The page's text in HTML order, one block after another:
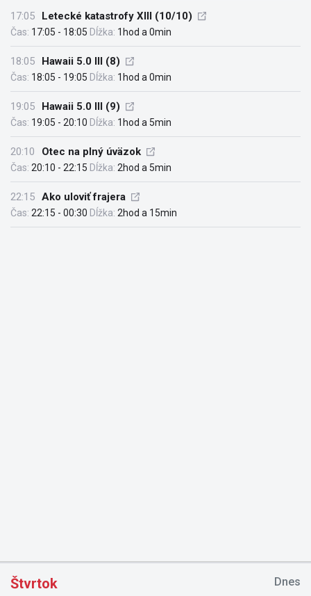
17:05 Letecké katastrofy XIII (10/10)
Čas: 17:05 - 18:05 Dĺžka: 1hod a 0min
18:05 Hawaii 5.0 III (8)
Čas: 18:05 - 19:05 Dĺžka: 1hod a 0min
19:05 Hawaii 5.0 III (9)
Čas: 19:05 - 20:10 Dĺžka: 1hod a 5min
20:10 Otec na plný úväzok
Čas: 20:10 - 22:15 Dĺžka: 2hod a 5min
22:15 Ako uloviť frajera
Čas: 22:15 - 00:30 Dĺžka: 2hod a 15min
Štvrtok Dnes